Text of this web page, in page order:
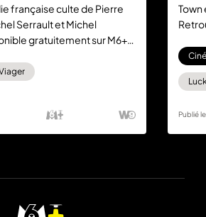
française culte de Pierre
Serrault et Michel
gratuitement sur M6+.
Publié